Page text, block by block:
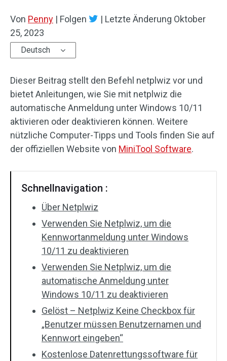
Von Penny | Folgen | Letzte Änderung Oktober
25, 2023
Deutsch
Dieser Beitrag stellt den Befehl netplwiz vor und
bietet Anleitungen, wie Sie mit netplwiz die
automatische Anmeldung unter Windows 10/11
aktivieren oder deaktivieren können. Weitere
nützliche Computer-Tipps und Tools finden Sie auf
der offiziellen Website von MiniTool Software.
Schnellnavigation :
Über Netplwiz
Verwenden Sie Netplwiz, um die
Kennwortanmeldung unter Windows
10/11 zu deaktivieren
Verwenden Sie Netplwiz, um die
automatische Anmeldung unter
Windows 10/11 zu deaktivieren
Gelöst – Netplwiz Keine Checkbox für
„Benutzer müssen Benutzernamen und
Kennwort eingeben“
Kostenlose Datenrettungssoftware für